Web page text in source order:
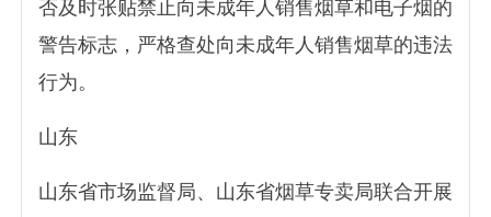
否及时张贴禁止向未成年人销售烟草和电子烟的
警告标志，严格查处向未成年人销售烟草的违法
行为。
山东
山东省市场监督局、山东省烟草专卖局联合开展